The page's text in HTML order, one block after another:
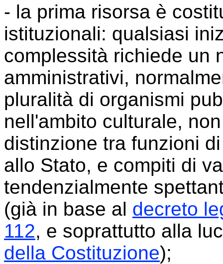
- la prima risorsa è
istituzionali: qualsiasi
complessità richiede un
amministrativi,
pluralità di organismi
nell'ambito culturale,
distinzione tra funzioni
allo Stato, e compiti di
tendenzialmente
(già in base al decreto
112, e soprattutto alla
della Costituzione);